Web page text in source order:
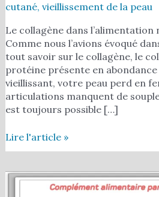
cutané, vieillissement de la peau
Le collagène dans l’alimentation
Comme nous l’avions évoqué
tout savoir sur le collagène, le
protéine présente en abondance
vieillissant, votre peau perd en
articulations manquent de
est toujours possible […]
Lire l'article »
Compléments
nutritionnels